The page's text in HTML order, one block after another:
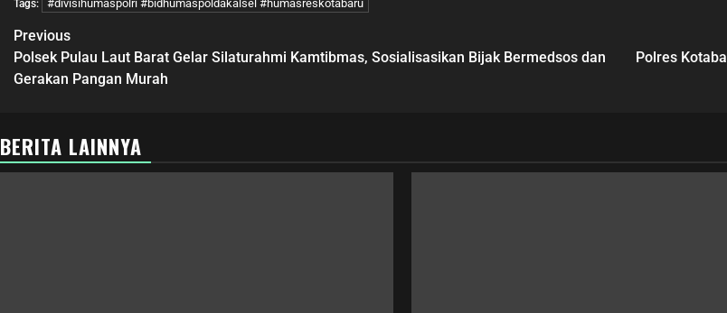
Tags: #divisihumaspolri #bidhumaspoldakalsel #humasreskotabaru
Previous
Polsek Pulau Laut Barat Gelar Silaturahmi Kamtibmas, Sosialisasikan Bijak Bermedsos dan
Gerakan Pangan Murah
Polres
BERITA LAINNYA